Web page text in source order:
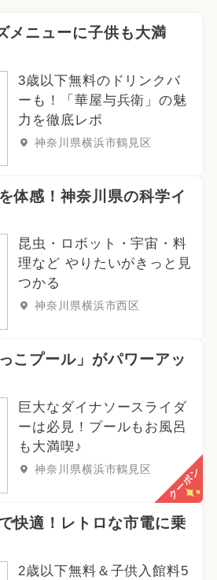
ント
ント グルメフェス
ワークショップ
ント
ント
ント 春休み
ント ハロウィン
ント
ベント
ント
ント 冬休み
ント
ント
ント
メニューに子供も大満
3歳以下無料のドリンクバ
ーも！「華屋与兵衛」の魅
力を徹底レポ
神奈川県横浜市鶴見区
体感！神奈川県の科学イ
昆虫・ロボット・宇宙・料
理など やりたいがきっと見
つかる
神奈川県横浜市西区
こプール」がパワーアッ
巨大なダイナソースライダ
ーは必見！プールもお風呂
も大満喫♪
神奈川県横浜市鶴見区 クーポン
快適！レトロな市電に乗
2歳以下無料＆子供入館料5